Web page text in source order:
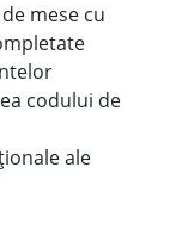
mese cu
codului de
ale